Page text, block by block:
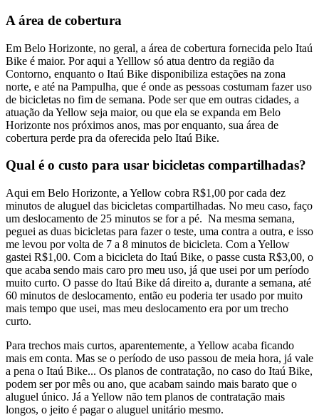
A área de cobertura
Em Belo Horizonte, no geral, a área de cobertura fornecida pelo Itaú
Bike é maior. Por aqui a Yelllow só atua dentro da região da
Contorno, enquanto o Itaú Bike disponibiliza estações na zona
norte, e até na Pampulha, que é onde as pessoas costumam fazer uso
de bicicletas no fim de semana. Pode ser que em outras cidades, a
atuação da Yellow seja maior, ou que ela se expanda em Belo
Horizonte nos próximos anos, mas por enquanto, sua área de
cobertura perde pra da oferecida pelo Itaú Bike.
Qual é o custo para usar bicicletas compartilhadas?
Aqui em Belo Horizonte, a Yellow cobra R$1,00 por cada dez
minutos de aluguel das bicicletas compartilhadas. No meu caso, faço
um deslocamento de 25 minutos se for a pé. Na mesma semana,
peguei as duas bicicletas para fazer o teste, uma contra a outra, e isso
me levou por volta de 7 a 8 minutos de bicicleta. Com a Yellow
gastei R$1,00. Com a bicicleta do Itaú Bike, o passe custa R$3,00, o
que acaba sendo mais caro pro meu uso, já que usei por um período
muito curto. O passe do Itaú Bike dá direito a, durante a semana, até
60 minutos de deslocamento, então eu poderia ter usado por muito
mais tempo que usei, mas meu deslocamento era por um trecho
curto.
Para trechos mais curtos, aparentemente, a Yellow acaba ficando
mais em conta. Mas se o período de uso passou de meia hora, já vale
a pena o Itaú Bike... Os planos de contratação, no caso do Itaú Bike,
podem ser por mês ou ano, que acabam saindo mais barato que o
aluguel único. Já a Yellow não tem planos de contratação mais
longos, o jeito é pagar o aluguel unitário mesmo.